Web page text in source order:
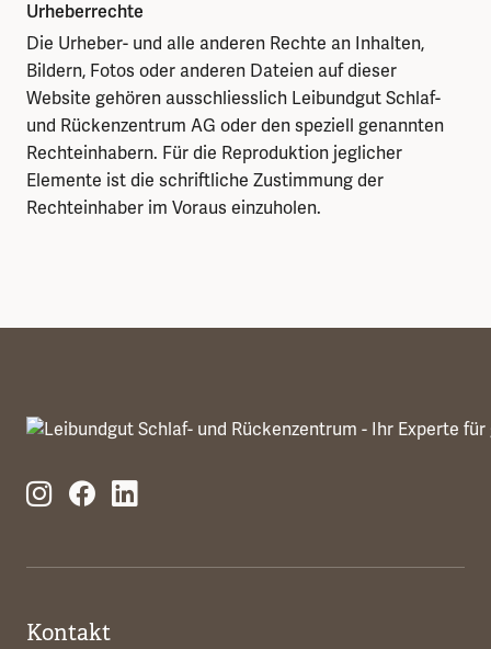
Urheberrechte
Die Urheber- und alle anderen Rechte an Inhalten,
Bildern, Fotos oder anderen Dateien auf dieser
Website gehören ausschliesslich Leibundgut Schlaf-
und Rückenzentrum AG oder den speziell genannten
Rechteinhabern. Für die Reproduktion jeglicher
Elemente ist die schriftliche Zustimmung der
Rechteinhaber im Voraus einzuholen.
Kontakt